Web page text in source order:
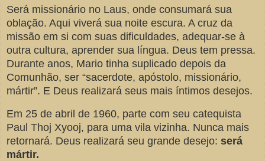
Será missionário no Laus, onde consumará sua
oblação. Aqui viverá sua noite escura. A cruz da
missão em si com suas dificuldades, adequar-se à
outra cultura, aprender sua língua. Deus tem pressa.
Durante anos, Mario tinha suplicado depois da
Comunhão, ser “sacerdote, apóstolo, missionário,
mártir”. E Deus realizará seus mais íntimos desejos.
Em 25 de abril de 1960, parte com seu catequista
Paul Thoj Xyooj, para uma vila vizinha. Nunca mais
retornará. Deus realizará seu grande desejo: será
mártir.